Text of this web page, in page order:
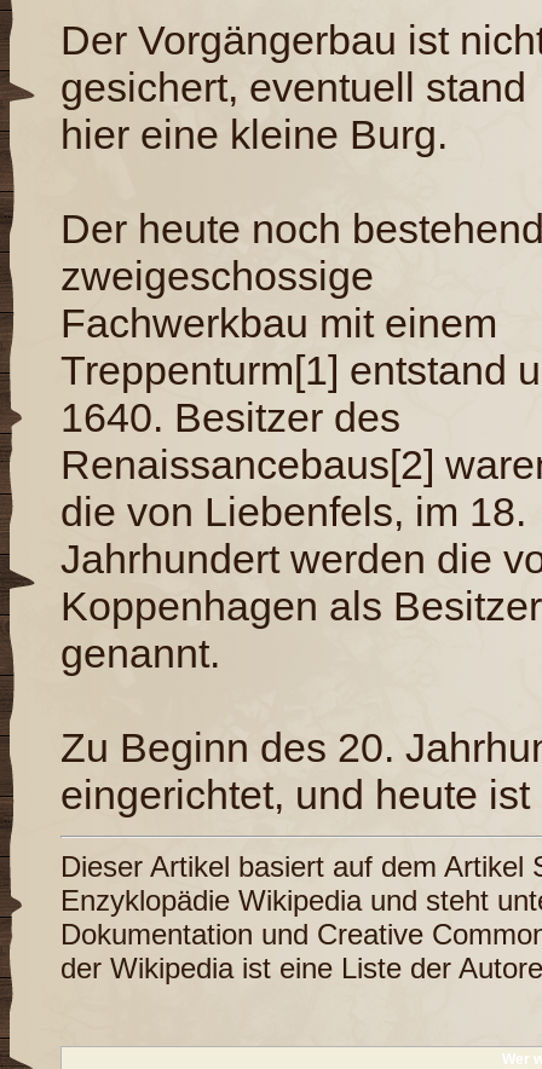
Der Vorgängerbau ist
gesichert, eventuell stand
hier eine kleine Burg.
Der heute noch
zweigeschossige
Fachwerkbau mit einem
Treppenturm[1] entstand
1640. Besitzer des
Renaissancebaus[2]
die von Liebenfels, im 18.
Jahrhundert werden die
Koppenhagen als Besitzer
genannt.
Zu Beginn des 20.
eingerichtet, und heute
Dieser Artikel basiert auf dem Artikel
Enzyklopädie Wikipediaund steht
Dokumentation und Creative
der Wikipedia ist eine Liste der
Wer